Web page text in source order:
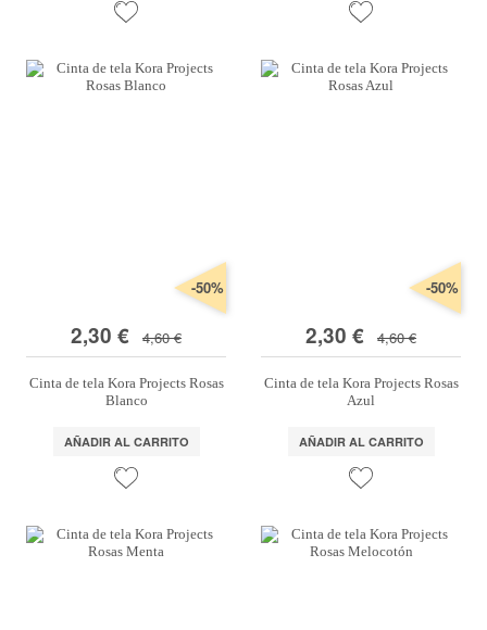
2,30 € 4,60 €
-50%
Cinta de tela Kora Projects Rosas
Blanco
AÑADIR AL CARRITO
2,30 € 4,60 €
-50%
Cinta de tela Kora Projects Rosas
Azul
AÑADIR AL CARRITO